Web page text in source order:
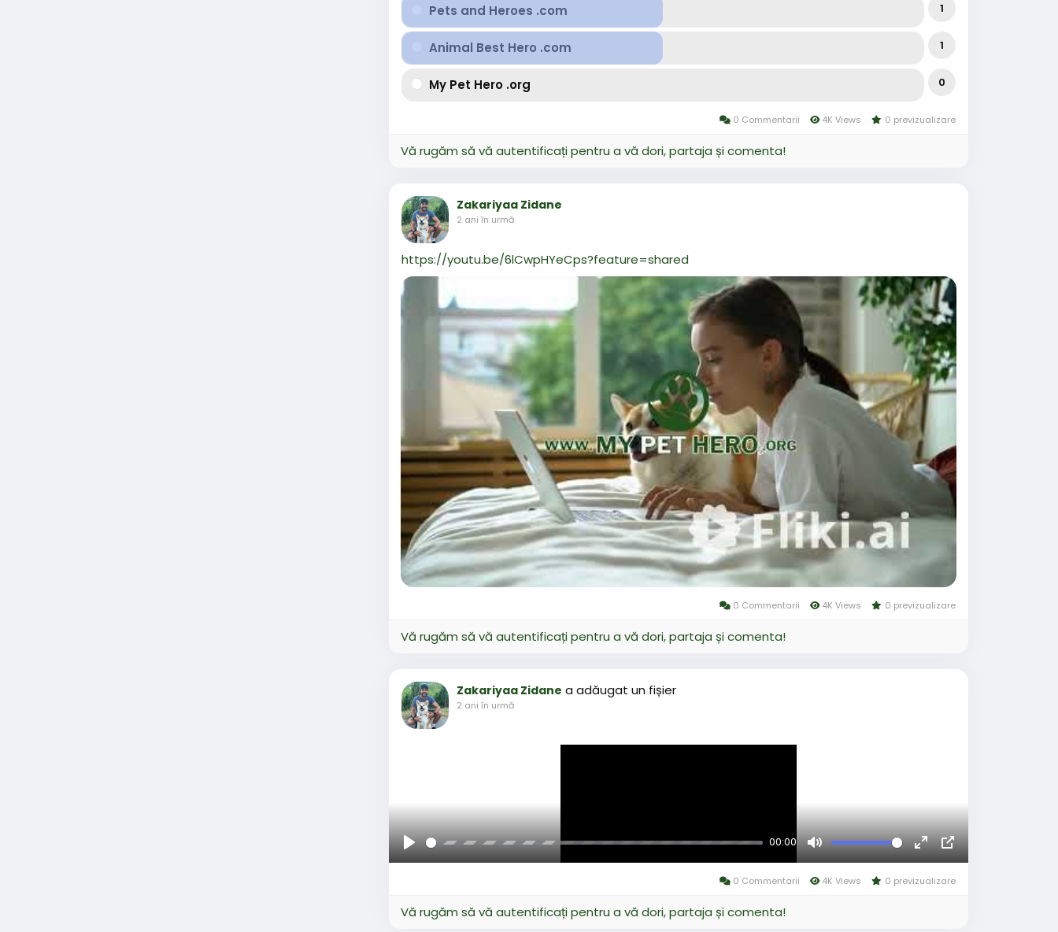
Pets and Heroes .com
1
Animal Best Hero .com 1
My Pet Hero .org 0
0 Commentarii 4K Views 0 previzualizare
Vă rugăm să vă autentificați pentru a vă dori, partaja și comenta!
Zakariyaa Zidane
2 ani în urmă
https://youtu.be/6lCwpHYeCps?feature=shared
0 Commentarii 4K Views 0 previzualizare
Vă rugăm să vă autentificați pentru a vă dori, partaja și comenta!
Zakariyaa Zidane a adăugat un fișier
2 ani în urmă
Joaca
00:00
Mute Fullscreen
Picture-
in-
0 Commentarii 4K Views 0 previzualizare
Vă rugăm să vă autentificați pentru a vă dori, partaja și comenta!